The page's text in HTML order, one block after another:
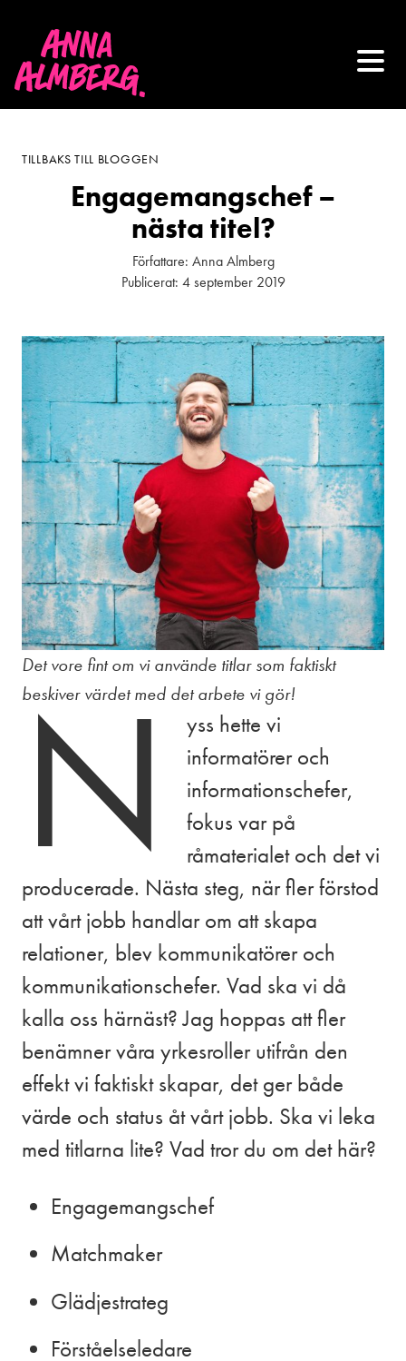
TILLBAKS TILL BLOGGEN
Engagemangschef –
nästa titel?
Författare: Anna Almberg
Publicerat: 4 september 2019
Det vore fint om vi använde titlar som faktiskt
beskiver värdet med det arbete vi gör!
N
yss hette vi
informatörer och
informationschefer,
fokus var på
råmaterialet och det vi
producerade. Nästa steg, när fler förstod
att vårt jobb handlar om att skapa
relationer, blev kommunikatörer och
kommunikationschefer. Vad ska vi då
kalla oss härnäst? Jag hoppas att fler
benämner våra yrkesroller utifrån den
effekt vi faktiskt skapar, det ger både
värde och status åt vårt jobb. Ska vi leka
med titlarna lite? Vad tror du om det här?
Engagemangschef
Matchmaker
Glädjestrateg
Förståelseledare